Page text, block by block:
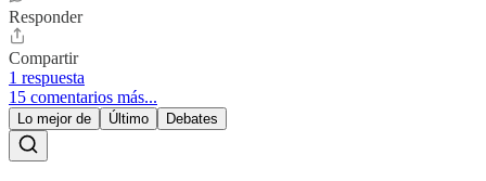
Responder
Compartir
1 respuesta
15 comentarios más...
Lo mejor de Último Debates